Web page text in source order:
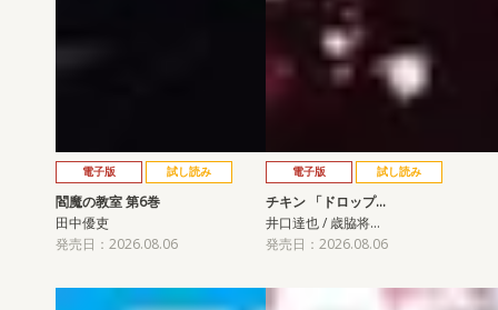
電子版 試し読み
閻魔の教室 第6巻
田中優吏
発売日：2026.08.06
電子版 試し読み
チキン 「ドロップ…
井口達也 / 歳脇将…
発売日：2026.08.06